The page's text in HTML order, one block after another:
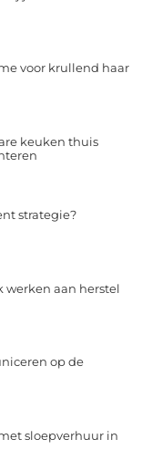
voor krullend haar
keuken thuis
strategie?
werken aan herstel
op de
sloepverhuur in